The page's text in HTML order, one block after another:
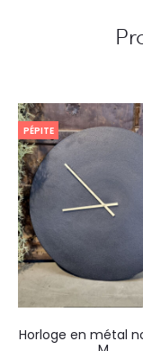
PÉPITE
Horloge en métal